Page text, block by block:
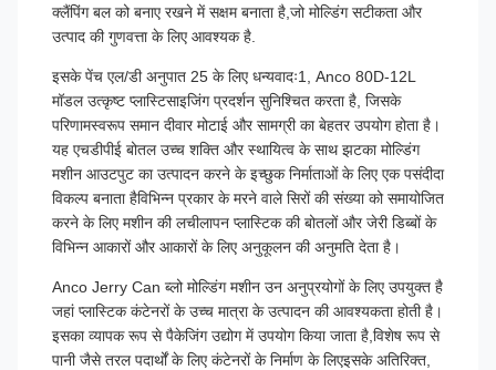
क्लैंपिंग बल को बनाए रखने में सक्षम बनाता है,जो मोल्डिंग सटीकता और
उत्पाद की गुणवत्ता के लिए आवश्यक है.
इसके पेंच एल/डी अनुपात 25 के लिए धन्यवादः1, Anco 80D-12L
मॉडल उत्कृष्ट प्लास्टिसाइजिंग प्रदर्शन सुनिश्चित करता है, जिसके
परिणामस्वरूप समान दीवार मोटाई और सामग्री का बेहतर उपयोग होता है।
यह एचडीपीई बोतल उच्च शक्ति और स्थायित्व के साथ झटका मोल्डिंग
मशीन आउटपुट का उत्पादन करने के इच्छुक निर्माताओं के लिए एक पसंदीदा
विकल्प बनाता हैविभिन्न प्रकार के मरने वाले सिरों की संख्या को समायोजित
करने के लिए मशीन की लचीलापन प्लास्टिक की बोतलों और जेरी डिब्बों के
विभिन्न आकारों और आकारों के लिए अनुकूलन की अनुमति देता है।
Anco Jerry Can ब्लो मोल्डिंग मशीन उन अनुप्रयोगों के लिए उपयुक्त है
जहां प्लास्टिक कंटेनरों के उच्च मात्रा के उत्पादन की आवश्यकता होती है।
इसका व्यापक रूप से पैकेजिंग उद्योग में उपयोग किया जाता है,विशेष रूप से
पानी जैसे तरल पदार्थों के लिए कंटेनरों के निर्माण के लिएइसके अतिरिक्त,